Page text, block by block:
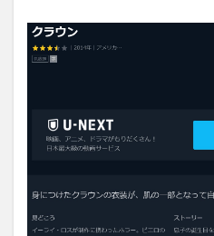
のス
タッ
ラウ
ン」
品
5